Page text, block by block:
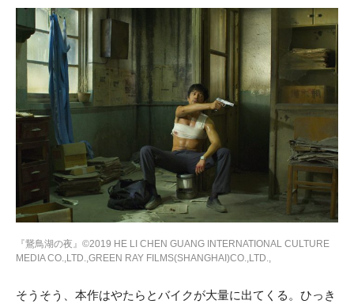
『鵞鳥湖の夜』©2019 HE LI CHEN GUANG INTERNATIONAL CULTURE
MEDIA CO.,LTD.,GREEN RAY FILMS(SHANGHAI)CO.,LTD.,
そうそう、本作はやたらとバイクが大量に出てくる。ひっき